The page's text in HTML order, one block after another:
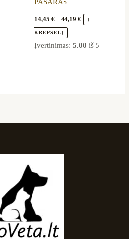
PAŠARAS
14,45 € – 44,19 € Į
KREPŠELĮ
page
Įvertinimas: 5.00 iš 5